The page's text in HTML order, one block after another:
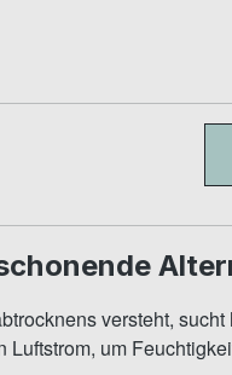
versteht,
um